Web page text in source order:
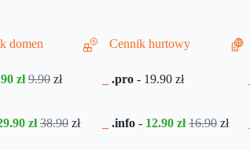
domen Cennik hurtowy
zł 9.90 zł .pro - 19.90 zł
zł 38.90 zł .info - 12.90 zł 16.90 zł